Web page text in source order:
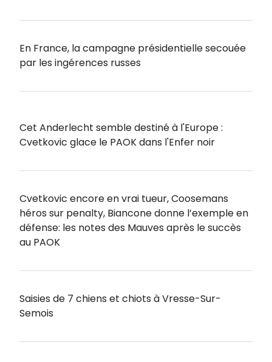
En France, la campagne présidentielle secouée
par les ingérences russes
Cet Anderlecht semble destiné à l'Europe :
Cvetkovic glace le PAOK dans l'Enfer noir
Cvetkovic encore en vrai tueur, Coosemans
héros sur penalty, Biancone donne l’exemple en
défense: les notes des Mauves après le succès
au PAOK
Saisies de 7 chiens et chiots à Vresse-Sur-
Semois